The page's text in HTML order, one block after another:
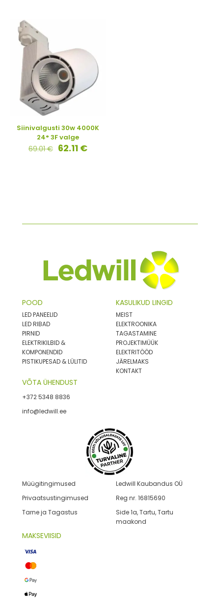
Siinivalgusti 30w 4000K
24° 3F valge
69.01€ 62.11 €
POOD
LED PANEELID
LED RIBAD
PIRNID
ELEKTRIKILBID &
KOMPONENDID
PISTIKUPESAD & LÜLITID
KASULIKUD LINGID
MEIST
ELEKTROONIKA
TAGASTAMINE
PROJEKTIMÜÜK
ELEKTRITÖÖD
JÄRELMAKS
KONTAKT
VÕTA ÜHENDUST
+372 5348 8836
info@ledwill.ee
Müügitingimused
Privaatsustingimused
Tarne ja Tagastus
Ledwill Kaubandus OÜ
Reg nr. 16815690
Side 1a, Tartu, Tartu
maakond
MAKSEVIISID